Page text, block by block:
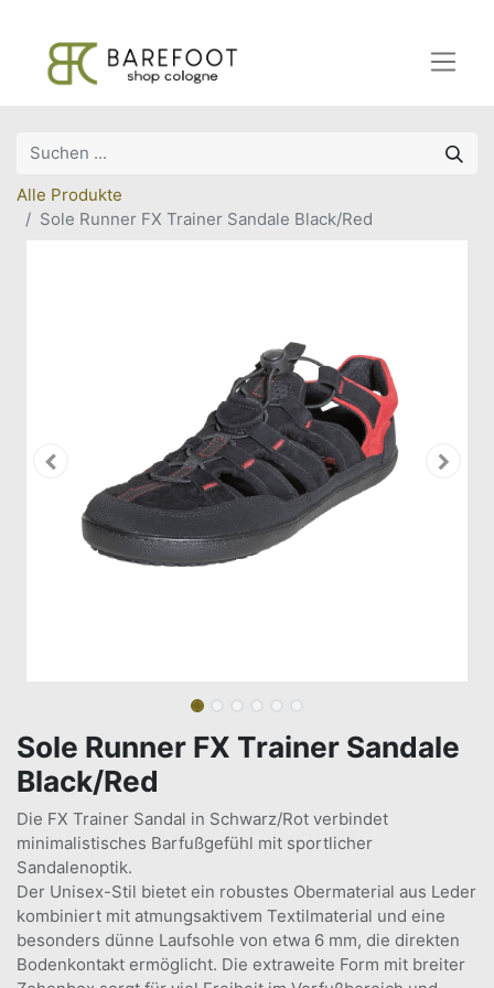
Alle Produkte
Sole Runner FX Trainer Sandale Black/Red
Sole Runner FX Trainer Sandale
Black/Red
Die FX Trainer Sandal in Schwarz/Rot verbindet
minimalistisches Barfußgefühl mit sportlicher
Sandalenoptik.
Der Unisex-Stil bietet ein robustes Obermaterial aus Leder
kombiniert mit atmungsaktivem Textilmaterial und eine
besonders dünne Laufsohle von etwa 6 mm, die direkten
Bodenkontakt ermöglicht. Die extraweite Form mit breiter